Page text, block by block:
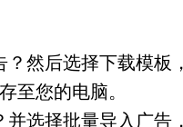
然后选择下载模板
至您的电脑。
选择批量导入广告